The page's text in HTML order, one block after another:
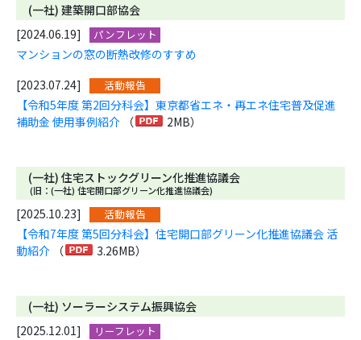
(一社) 建築開口部協会
[2024.06.19]
パンフレット
マンションの窓の断熱改修のすすめ
[2023.07.24]
活動報告
【令和5年度 第2回分科会】東京都省エネ・再エネ住宅普及促進
補助金 使用事例紹介 （ 2MB）
(一社) 住宅ストックグリーン化推進協議会
(旧：(一社) 住宅開口部グリーン化推進協議会)
[2025.10.23] 活動報告
【令和7年度 第5回分科会】住宅開口部グリーン化推進協議会 活
動紹介 （ 3.26MB）
(一社) ソーラーシステム振興協会
[2025.12.01]
リーフレット